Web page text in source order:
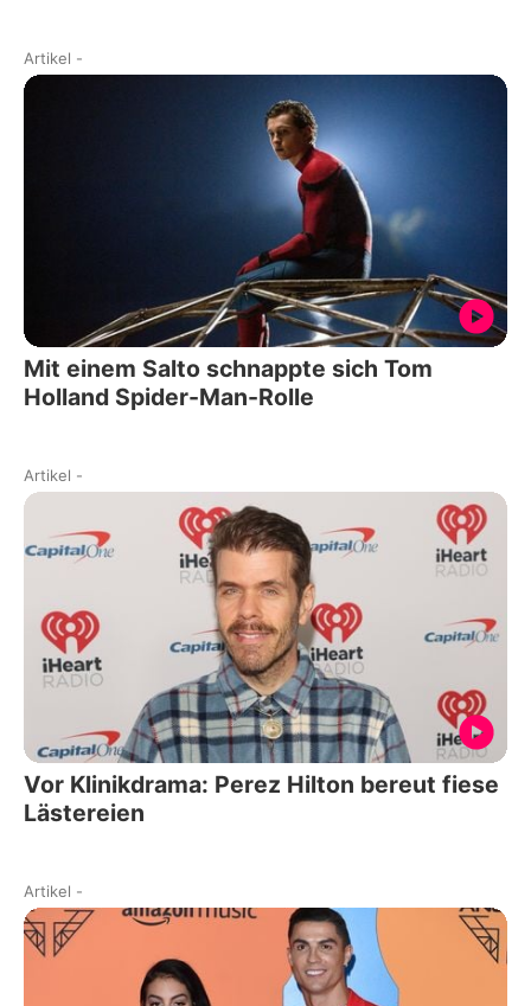
Artikel -
Mit einem Salto schnappte sich Tom
Holland Spider-Man-Rolle
Artikel -
Vor Klinikdrama: Perez Hilton bereut fiese
Lästereien
Artikel -